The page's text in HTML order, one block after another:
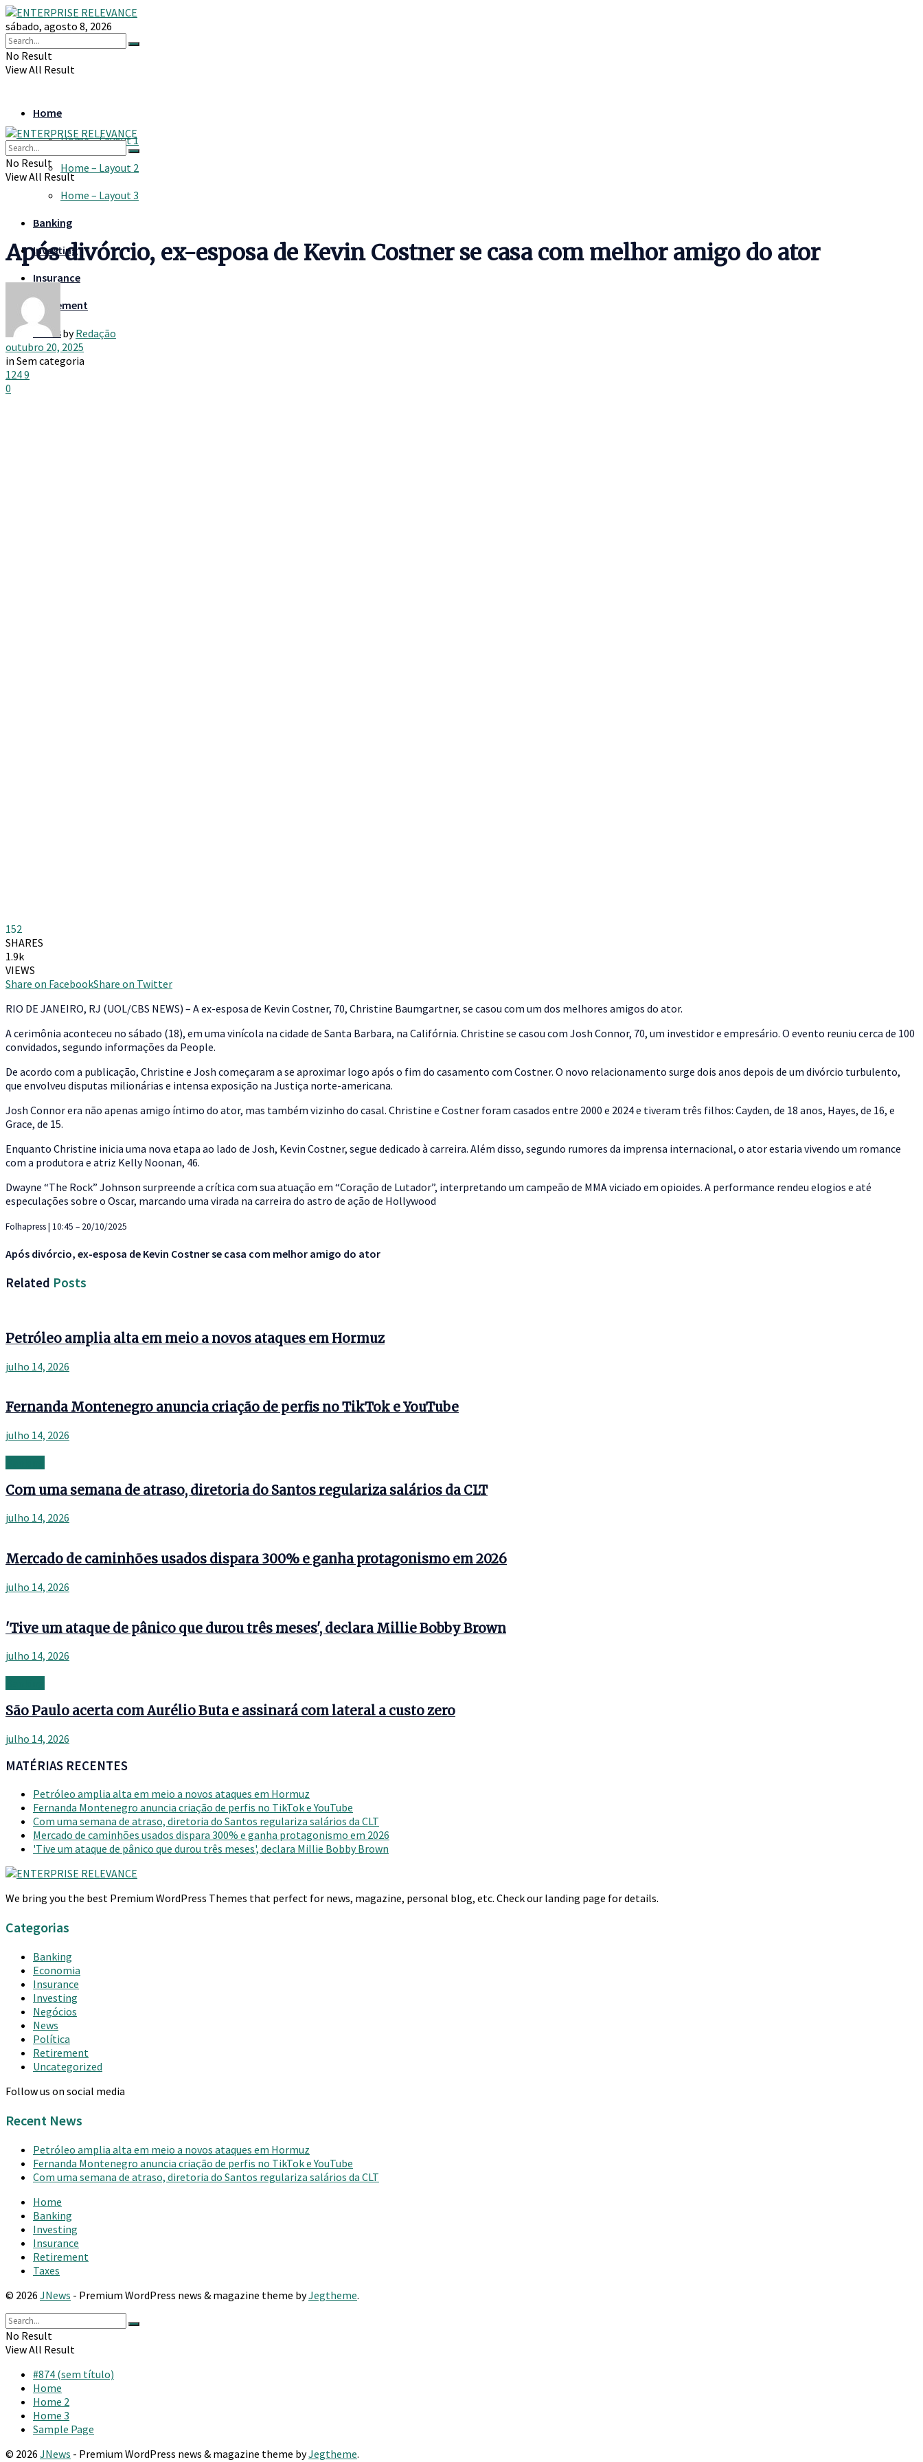
sábado, agosto 8, 2026
No Result
View All Result
Home
Home – Layout 1
Home – Layout 2
Home – Layout 3
Banking
Investing
Insurance
Retirement
Taxes
No Result
View All Result
Após divórcio, ex-esposa de Kevin Costner se casa com melhor amigo do ator
by Redação
outubro 20, 2025
in Sem categoria
1249
0
152
SHARES
1.9k
VIEWS
Share on FacebookShare on Twitter
RIO DE JANEIRO, RJ (UOL/CBS NEWS) – A ex-esposa de Kevin Costner, 70, Christine Baumgartner, se casou com um dos melhores amigos do ator.
A cerimônia aconteceu no sábado (18), em uma vinícola na cidade de Santa Barbara, na Califórnia. Christine se casou com Josh Connor, 70, um investidor e empresário. O evento reuniu cerca de 100
convidados, segundo informações da People.
De acordo com a publicação, Christine e Josh começaram a se aproximar logo após o fim do casamento com Costner. O novo relacionamento surge dois anos depois de um divórcio turbulento,
que envolveu disputas milionárias e intensa exposição na Justiça norte-americana.
Josh Connor era não apenas amigo íntimo do ator, mas também vizinho do casal. Christine e Costner foram casados entre 2000 e 2024 e tiveram três filhos: Cayden, de 18 anos, Hayes, de 16, e
Grace, de 15.
Enquanto Christine inicia uma nova etapa ao lado de Josh, Kevin Costner, segue dedicado à carreira. Além disso, segundo rumores da imprensa internacional, o ator estaria vivendo um romance
com a produtora e atriz Kelly Noonan, 46.
Dwayne “The Rock” Johnson surpreende a crítica com sua atuação em “Coração de Lutador”, interpretando um campeão de MMA viciado em opioides. A performance rendeu elogios e até
especulações sobre o Oscar, marcando uma virada na carreira do astro de ação de Hollywood
Folhapress | 10:45 – 20/10/2025
Após divórcio, ex-esposa de Kevin Costner se casa com melhor amigo do ator
Related Posts
Petróleo amplia alta em meio a novos ataques em Hormuz
julho 14, 2026
Fernanda Montenegro anuncia criação de perfis no TikTok e YouTube
julho 14, 2026
Com uma semana de atraso, diretoria do Santos regulariza salários da CLT
julho 14, 2026
Mercado de caminhões usados dispara 300% e ganha protagonismo em 2026
julho 14, 2026
'Tive um ataque de pânico que durou três meses', declara Millie Bobby Brown
julho 14, 2026
São Paulo acerta com Aurélio Buta e assinará com lateral a custo zero
julho 14, 2026
MATÉRIAS RECENTES
Petróleo amplia alta em meio a novos ataques em Hormuz
Fernanda Montenegro anuncia criação de perfis no TikTok e YouTube
Com uma semana de atraso, diretoria do Santos regulariza salários da CLT
Mercado de caminhões usados dispara 300% e ganha protagonismo em 2026
'Tive um ataque de pânico que durou três meses', declara Millie Bobby Brown
We bring you the best Premium WordPress Themes that perfect for news, magazine, personal blog, etc. Check our landing page for details.
Categorias
Banking
Economia
Insurance
Investing
Negócios
News
Política
Retirement
Uncategorized
Follow us on social media
Recent News
Petróleo amplia alta em meio a novos ataques em Hormuz
Fernanda Montenegro anuncia criação de perfis no TikTok e YouTube
Com uma semana de atraso, diretoria do Santos regulariza salários da CLT
Home
Banking
Investing
Insurance
Retirement
Taxes
© 2026 JNews - Premium WordPress news & magazine theme byJegtheme.
No Result
View All Result
#874 (sem título)
Home
Home 2
Home 3
Sample Page
© 2026 JNews - Premium WordPress news & magazine theme byJegtheme.